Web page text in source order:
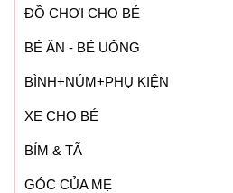
ĐỒ CHƠI CHO BÉ
BÉ ĂN - BÉ UỐNG
BÌNH+NÚM+PHỤ KIỆN
XE CHO BÉ
BỈM & TÃ
GÓC CỦA MẸ